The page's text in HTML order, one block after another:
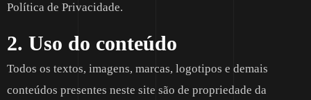
Política de Privacidade.
2. Uso do conteúdo
Todos os textos, imagens, marcas, logotipos e demais
conteúdos presentes neste site são de propriedade da